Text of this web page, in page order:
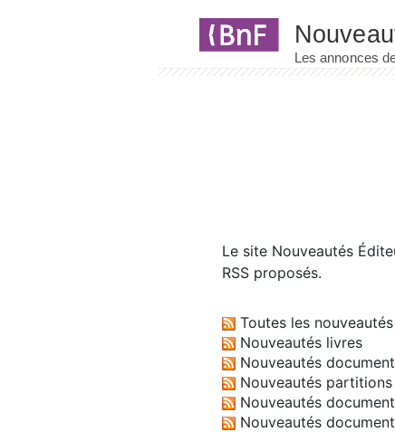
Le site Nouveautés
RSS proposés.
Toutes les nouveautés
Nouveautés livres
Nouveautés
Nouveautés partitions
Nouveautés
Nouveautés